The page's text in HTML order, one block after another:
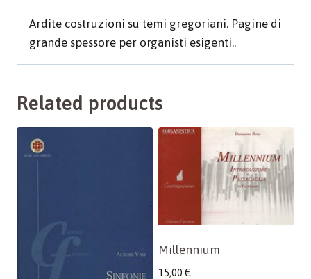
Ardite costruzioni su temi gregoriani. Pagine di
grande spessore per organisti esigenti..
Related products
Millennium
15,00 €